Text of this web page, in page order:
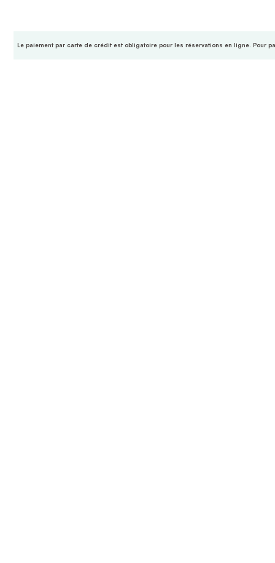
Le paiement par carte de crédit est obligatoire pour les réservations en ligne. Pour